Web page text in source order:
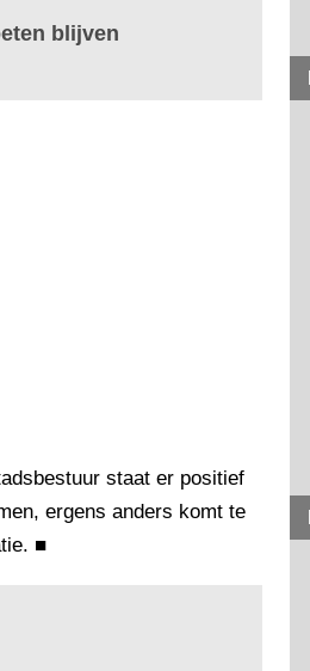
blijven
staat er positief
ergens anders komt te
■